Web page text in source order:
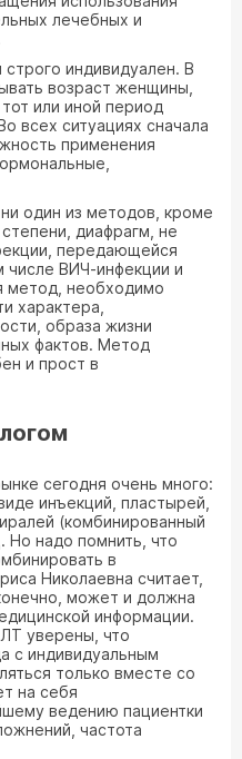
лечебных и
индивидуален. В
возраст женщины,
или иной период
всех ситуациях сначала
применения
один из методов, кроме
диафрагм, не
передающейся
ВИЧ-инфекции и
метод, необходимо
характера,
образа жизни
фактов. Метод
и прост в
сегодня очень много:
инъекций, пластырей,
(комбинированный
Но надо помнить, что
в
Николаевна считает,
может и должна
информации.
уверены, что
с индивидуальным
только вместе со
на себя
ведению пациентки
частота